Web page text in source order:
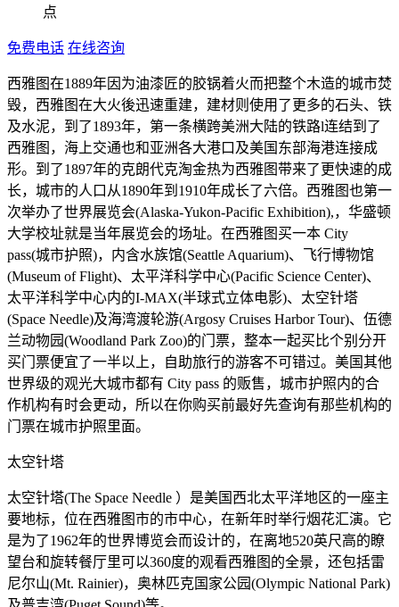
点
免费电话 在线咨询
西雅图在1889年因为油漆匠的胶锅着火而把整个木造的城市焚
毁，西雅图在大火後迅速重建，建材则使用了更多的石头、铁
及水泥，到了1893年，第一条横跨美洲大陆的铁路l连结到了
西雅图，海上交通也和亚洲各大港口及美国东部海港连接成
形。到了1897年的克朗代克淘金热为西雅图带来了更快速的成
长，城市的人口从1890年到1910年成长了六倍。西雅图也第一
次举办了世界展览会(Alaska-Yukon-Pacific Exhibition),，华盛顿
大学校址就是当年展览会的场址。在西雅图买一本 City
pass(城市护照)，内含水族馆(Seattle Aquarium)、飞行博物馆
(Museum of Flight)、太平洋科学中心(Pacific Science Center)、
太平洋科学中心内的I-MAX(半球式立体电影)、太空针塔
(Space Needle)及海湾渡轮游(Argosy Cruises Harbor Tour)、伍德
兰动物园(Woodland Park Zoo)的门票，整本一起买比个别分开
买门票便宜了一半以上，自助旅行的游客不可错过。美国其他
世界级的观光大城市都有 City pass 的贩售，城市护照内的合
作机构有时会更动，所以在你购买前最好先查询有那些机构的
门票在城市护照里面。
太空针塔
太空针塔(The Space Needle ）是美国西北太平洋地区的一座主
要地标，位在西雅图市的市中心，在新年时举行烟花汇演。它
是为了1962年的世界博览会而设计的，在离地520英尺高的瞭
望台和旋转餐厅里可以360度的观看西雅图的全景，还包括雷
尼尔山(Mt. Rainier)，奥林匹克国家公园(Olympic National Park)